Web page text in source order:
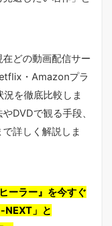
どの動画配信サー
・Amazonプラ
を徹底比較しま
DVDで観る手段、
詳しく解説しま
ーラー』を今すぐ
NEXT」と